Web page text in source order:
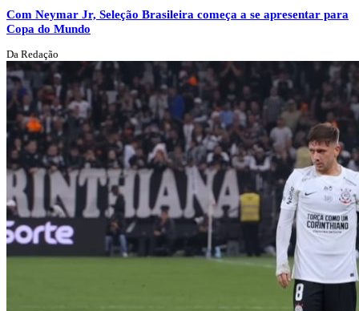
Com Neymar Jr, Seleção Brasileira começa a se apresentar para
Copa do Mundo
Da Redação